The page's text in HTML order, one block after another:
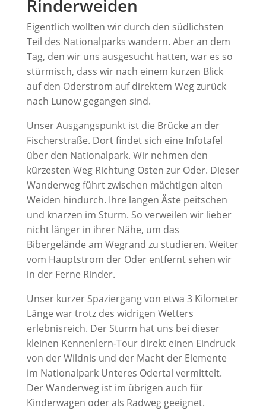
Rinderweiden
Eigentlich wollten wir durch den südlichsten
Teil des Nationalparks wandern. Aber an dem
Tag, den wir uns ausgesucht hatten, war es so
stürmisch, dass wir nach einem kurzen Blick
auf den Oderstrom auf direktem Weg zurück
nach Lunow gegangen sind.
Unser Ausgangspunkt ist die Brücke an der
Fischerstraße. Dort findet sich eine Infotafel
über den Nationalpark. Wir nehmen den
kürzesten Weg Richtung Osten zur Oder. Dieser
Wanderweg führt zwischen mächtigen alten
Weiden hindurch. Ihre langen Äste peitschen
und knarzen im Sturm. So verweilen wir lieber
nicht länger in ihrer Nähe, um das
Bibergelände am Wegrand zu studieren. Weiter
vom Hauptstrom der Oder entfernt sehen wir
in der Ferne Rinder.
Unser kurzer Spaziergang von etwa 3 Kilometer
Länge war trotz des widrigen Wetters
erlebnisreich. Der Sturm hat uns bei dieser
kleinen Kennenlern-Tour direkt einen Eindruck
von der Wildnis und der Macht der Elemente
im Nationalpark Unteres Odertal vermittelt.
Der Wanderweg ist im übrigen auch für
Kinderwagen oder als Radweg geeignet.